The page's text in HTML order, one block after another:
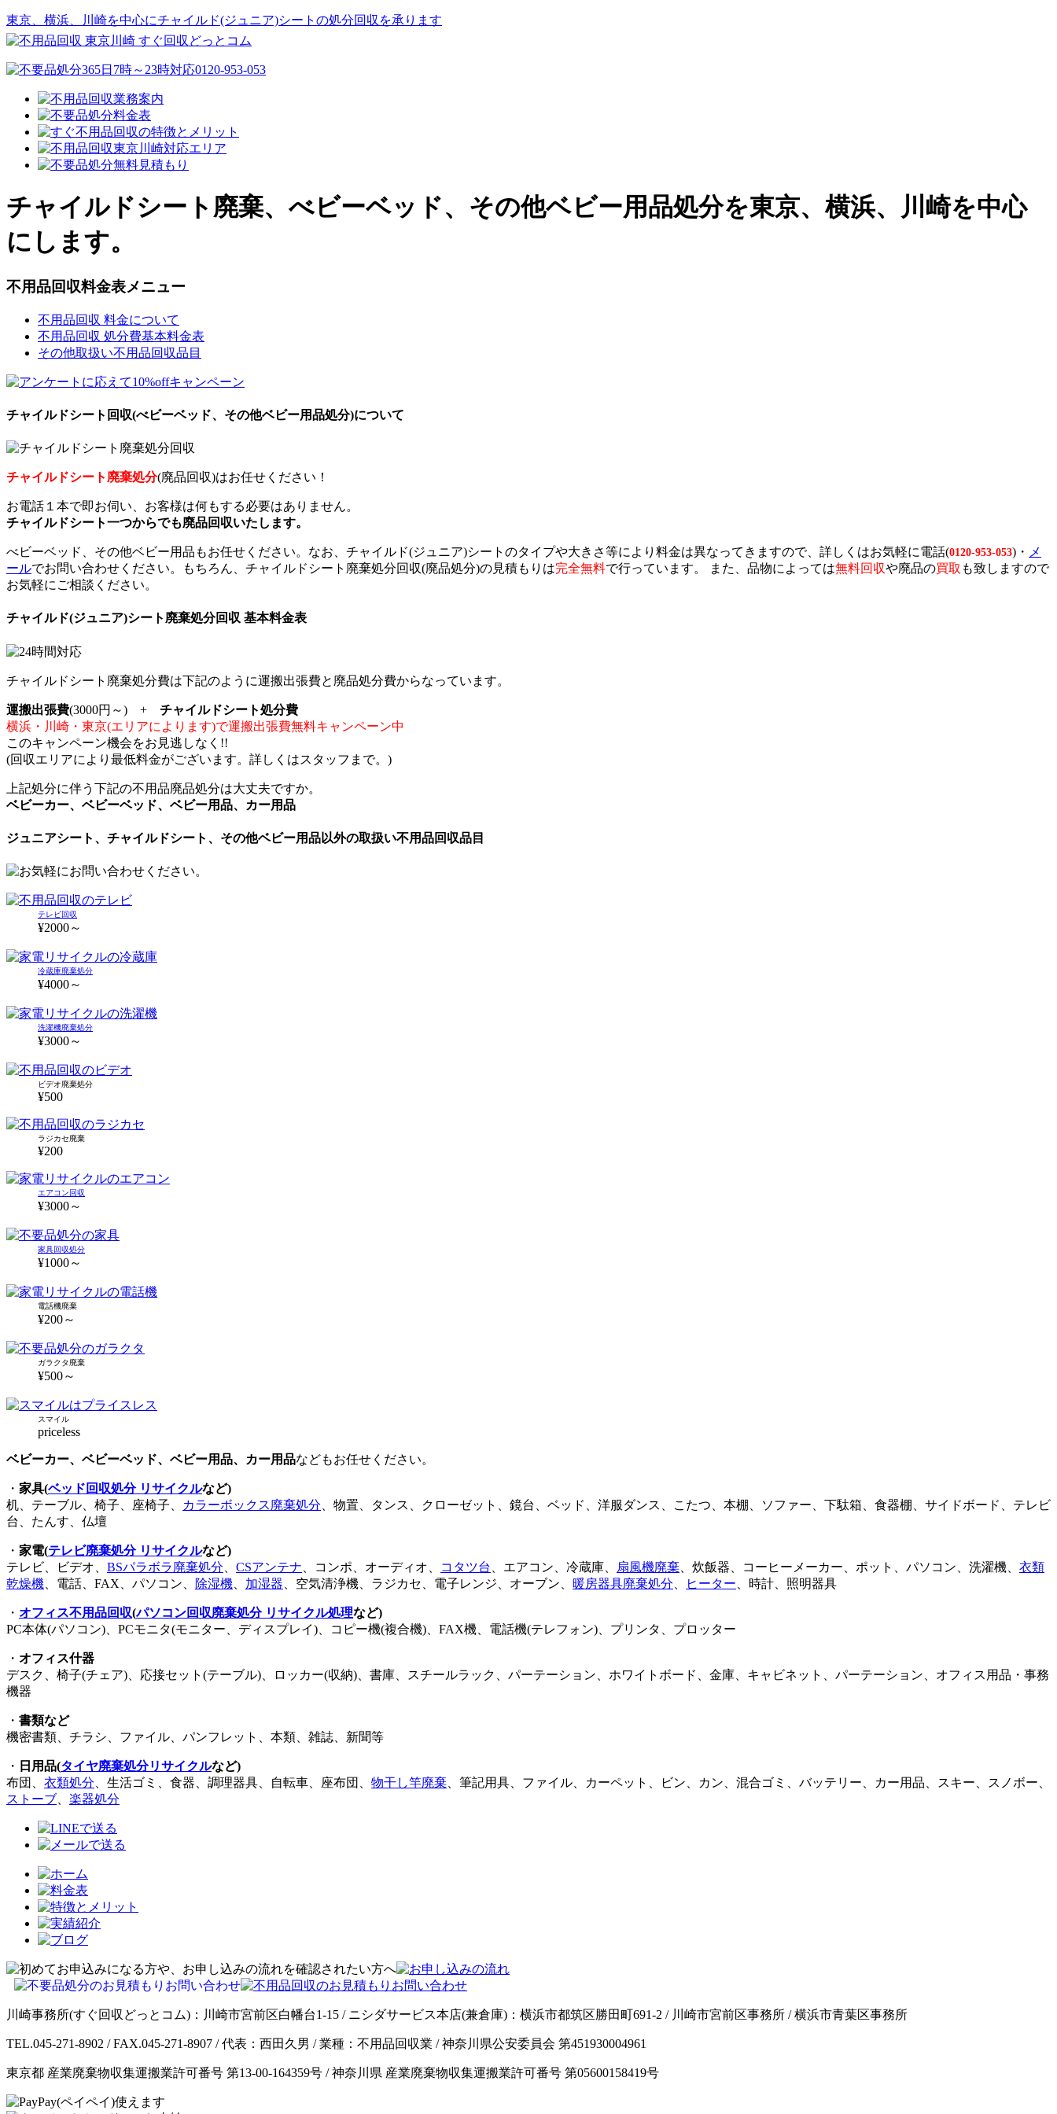
東京、横浜、川崎を中心にチャイルド(ジュニア)シートの処分回収を承ります
チャイルドシート廃棄、べビーベッド、その他ベビー用品処分を東京、横浜、川崎を中心
にします。
不用品回収料金表メニュー
不用品回収 料金について
不用品回収 処分費基本料金表
その他取扱い不用品回収品目
チャイルドシート回収(べビーベッド、その他ベビー用品処分)について
チャイルドシート廃棄処分(廃品回収)はお任せください！
お電話１本で即お伺い、お客様は何もする必要はありません。
チャイルドシート一つからでも廃品回収いたします。
べビーベッド、その他ベビー用品もお任せください。なお、チャイルド(ジュニア)シートのタイプや大きさ等により料金は異なってきますので、詳しくはお気軽に電話(0120-953-053)・ メ
ールでお問い合わせください。もちろん、チャイルドシート廃棄処分回収(廃品処分)の見積もりは完全無料で行っています。 また、品物によっては無料回収や廃品の買取 も致しますので
お気軽にご相談ください。
チャイルド(ジュニア)シート廃棄処分回収 基本料金表
チャイルドシート廃棄処分費は下記のように運搬出張費と廃品処分費からなっています。
運搬出張費(3000円～) + チャイルドシート処分費
横浜・川崎・東京(エリアによります)で運搬出張費無料キャンペーン中
このキャンペーン機会をお見逃しなく!!
(回収エリアにより最低料金がございます。詳しくはスタッフまで。)
上記処分に伴う下記の不用品廃品処分は大丈夫ですか。
ベビーカー、ベビーベッド、ベビー用品、カー用品
ジュニアシート、チャイルドシート、その他ベビー用品以外の取扱い不用品回収品目
テレビ回収
¥2000～
冷蔵庫廃棄処分
¥4000～
洗濯機廃棄処分
¥3000～
ビデオ廃棄処分
¥500
ラジカセ廃棄
¥200
エアコン回収
¥3000～
家具回収処分
¥1000～
電話機廃棄
¥200～
ガラクタ廃棄
¥500～
スマイル
priceless
ベビーカー、ベビーベッド、ベビー用品、カー用品などもお任せください。
・ 家具(ベッド回収処分 リサイクルなど)
机、テーブル、椅子、座椅子、
カラーボックス廃棄処分 、物置、タンス、クローゼット、鏡台、ベッド、洋服ダンス、こたつ、本棚、ソファー、下駄箱、食器棚、サイドボード、テレビ
台、たんす、仏壇
・ 家電(テレビ廃棄処分 リサイクルなど)
テレビ、ビデオ、 BSパラボラ廃棄処分 CSアンテナ 、コンポ、オーディオ、 コタツ台 、エアコン、冷蔵庫、 扇風機廃棄 、炊飯器、コーヒーメーカー、ポット、パソコン、洗濯機、 衣類
乾燥機 、電話、FAX、パソコン、 除湿機 加湿器 、空気清浄機、ラジカセ、電子レンジ、オーブン、 暖房器具廃棄処分 ヒーター 、時計、照明器具
・ オフィス不用品回収(パソコン回収廃棄処分 リサイクル処理など)
PC本体(パソコン)、PCモニタ(モニター、ディスプレイ)、コピー機(複合機)、FAX機、電話機(テレフォン)、プリンタ、プロッター
・ オフィス什器
デスク、椅子(チェア)、応接セット(テーブル)、ロッカー(収納)、書庫、スチールラック、パーテーション、ホワイトボード、金庫、キャビネット、パーテーション、オフィス用品・事務
機器
・ 書類など
機密書類、チラシ、ファイル、パンフレット、本類、雑誌、新聞等
・ 日用品(タイヤ廃棄処分リサイクルなど)
布団、 衣類処分 、生活ゴミ、食器、調理器具、自転車、座布団、 物干し竿廃棄 、筆記用具、ファイル、カーペット、ビン、カン、混合ゴミ、バッテリー、カー用品、スキー、スノボー、
ストーブ
楽器処分
川崎事務所(すぐ回収どっとコム)：川崎市宮前区白幡台1-15 / ニシダサービス本店(兼倉庫)：横浜市都筑区勝田町691-2 / 川崎市宮前区事務所 / 横浜市青葉区事務所
TEL.045-271-8902 / FAX.045-271-8907 / 代表：西田久男 / 業種：不用品回収業 / 神奈川県公安委員会 第451930004961
東京都 産業廃棄物収集運搬業許可番号 第13-00-164359号 / 神奈川県 産業廃棄物収集運搬業許可番号 第05600158419号